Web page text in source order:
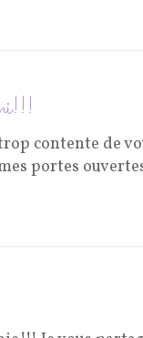
contente de
portes